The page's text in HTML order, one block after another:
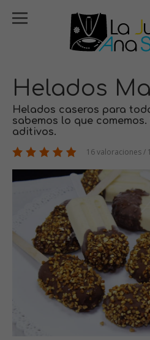
Helados
Helados caseros para
sabemos lo que
aditivos.
16 valoraciones /